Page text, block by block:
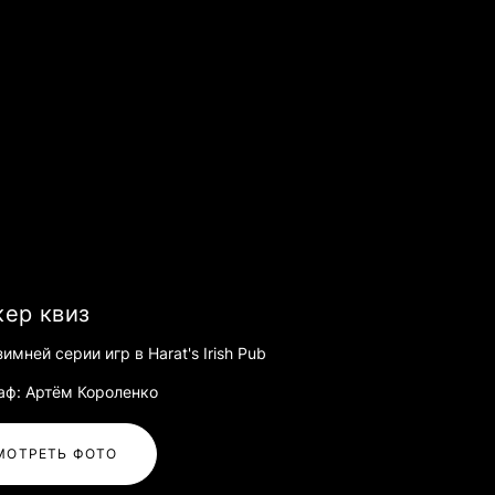
квиз
серии игр в Harat's Irish Pub
Артём Короленко
ФОТО